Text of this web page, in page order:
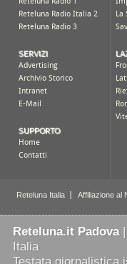
Reteluna.it Padova|
Italia